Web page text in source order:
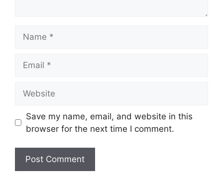
Save my name, email, and website in this
browser for the next time I comment.